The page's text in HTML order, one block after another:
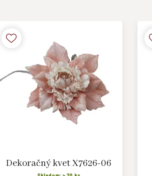
Dekoračný kvet X7626-06